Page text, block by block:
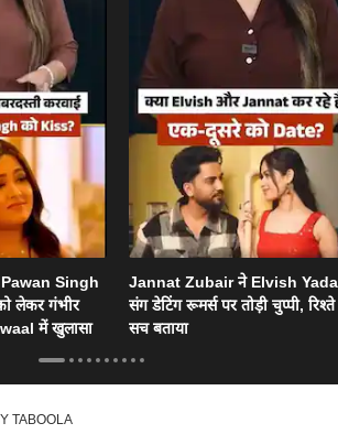
Singh
लेकर गंभीर
में खुलासा
Jannat Zubair ने Elvish
संग डेटिंग रूमर्स पर तोड़ी चुप्पी,
सच बताया
TABOOLA